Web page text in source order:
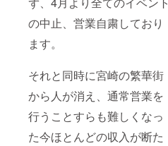
の中止、営業自粛しており
ます。
それと同時に宮崎の繁華街
から人が消え、通常営業を
行うことすらも難しくなっ
た今ほとんどの収入が断た